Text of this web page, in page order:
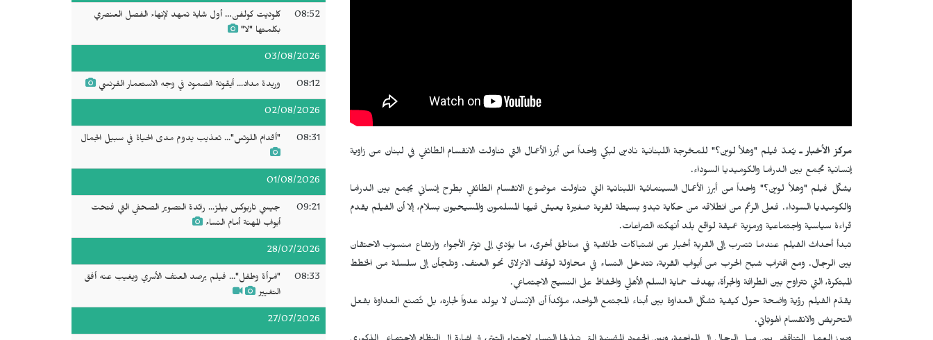
مركز الأخبار ـ يُعدّ فيلم "وهلأ لوين؟" للمخرجة اللبنانية نادين لبكي واحداً من أبرز الأعمال التي تناولت الانقسام الطائفي في لبنان من زاوية
إنسانية تجمع بين الدراما والكوميديا السوداء.
يشكّل فيلم "وهلأ لوين؟" واحداً من أبرز الأعمال السينمائية اللبنانية التي تناولت موضوع الانقسام الطائفي بطرح إنساني يجمع بين الدراما
والكوميديا السوداء. فعلى الرغم من انطلاقه من حكاية تبدو بسيطة لقرية صغيرة يعيش فيها المسلمون والمسيحيون بسلام، إلا أن الفيلم يقدم
قراءة سياسية واجتماعية ورمزية عميقة لواقع بلد أنهكته الصراعات.
تبدأ أحداث الفيلم عندما تتسرب إلى القرية أخبار عن اشتباكات طائفية في مناطق أخرى، ما يؤدي إلى توتر الأجواء وارتفاع منسوب الاحتقان
بين الرجال. ومع اقتراب شبح الحرب من أبواب القرية، تتدخل النساء في محاولة لوقف الانزلاق نحو العنف. وتلجأن إلى سلسلة من الخطط
المبتكرة، التي تتراوح بين الطرافة والجرأة، بهدف حماية السلم الأهلي والحفاظ على النسيج الاجتماعي.
يقدّم الفيلم رؤية واضحة حول كيفية تشكّل العداوة بين أبناء المجتمع الواحد، مؤكداً أن الإنسان لا يولد عدواً لجاره، بل تُصنع العداوة بفعل
التحريض والانقسام الهويّاتي.
08:52
كلوديت كولفن… أول شابة تمهد لإنهاء الفصل العنصري
بكلمتها "لا"
03/08/2026
08:12 وريدة مداد... أيقونة الصمود في وجه الاستعمار الفرنسي
02/08/2026
08:31 "أقدام اللوتس"... تعذيب يدوم مدى الحياة في سبيل الجمال
01/08/2026
09:21
جيسي تاربوكس بيلز... رائدة التصوير الصحفي التي فتحت
أبواب المهنة أمام النساء
28/07/2026
08:33
"امرأة وطفل"... فيلم يرصد العنف الأسري ويغيب عنه أفق
التغيير
27/07/2026